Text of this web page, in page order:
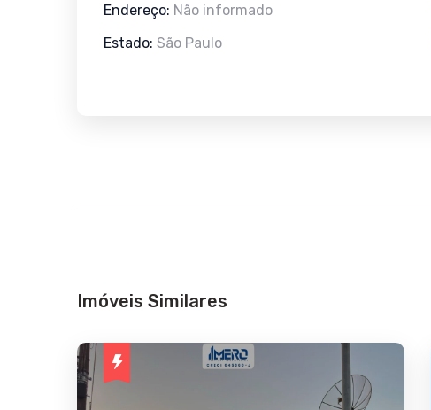
Endereço: Não informado
Estado: São Paulo
Imóveis Similares